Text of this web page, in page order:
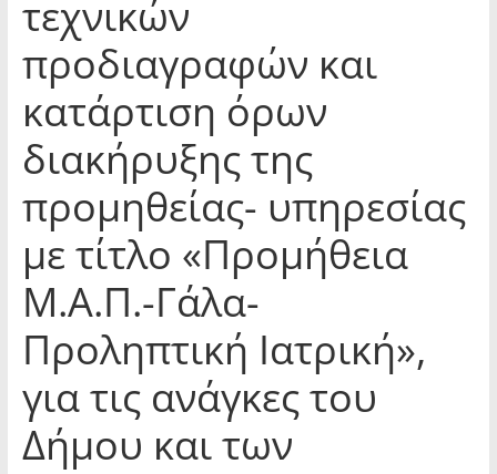
τεχνικών
προδιαγραφών και
κατάρτιση όρων
διακήρυξης της
προμηθείας- υπηρεσίας
με τίτλο «Προμήθεια
Μ.Α.Π.-Γάλα-
Προληπτική Ιατρική»,
για τις ανάγκες του
Δήμου και των